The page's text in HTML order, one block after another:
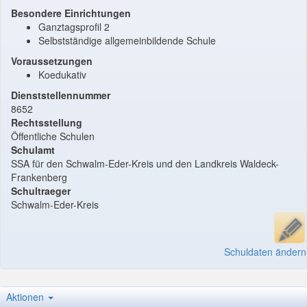
Besondere Einrichtungen
Ganztagsprofil 2
Selbstständige allgemeinbildende Schule
Voraussetzungen
Koedukativ
Dienststellennummer
8652
Rechtsstellung
Öffentliche Schulen
Schulamt
SSA für den Schwalm-Eder-Kreis und den Landkreis Waldeck-
Frankenberg
Schultraeger
Schwalm-Eder-Kreis
Schuldaten ändern
Aktionen